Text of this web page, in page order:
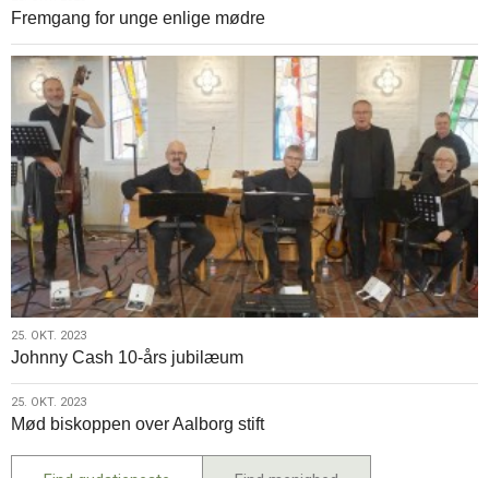
okt.
2023
Fremgang for unge enlige mødre
25.
okt.
2023
25. OKT. 2023
Johnny Cash 10-års jubilæum
25.
okt.
2023
25. OKT. 2023
Mød biskoppen over Aalborg stift